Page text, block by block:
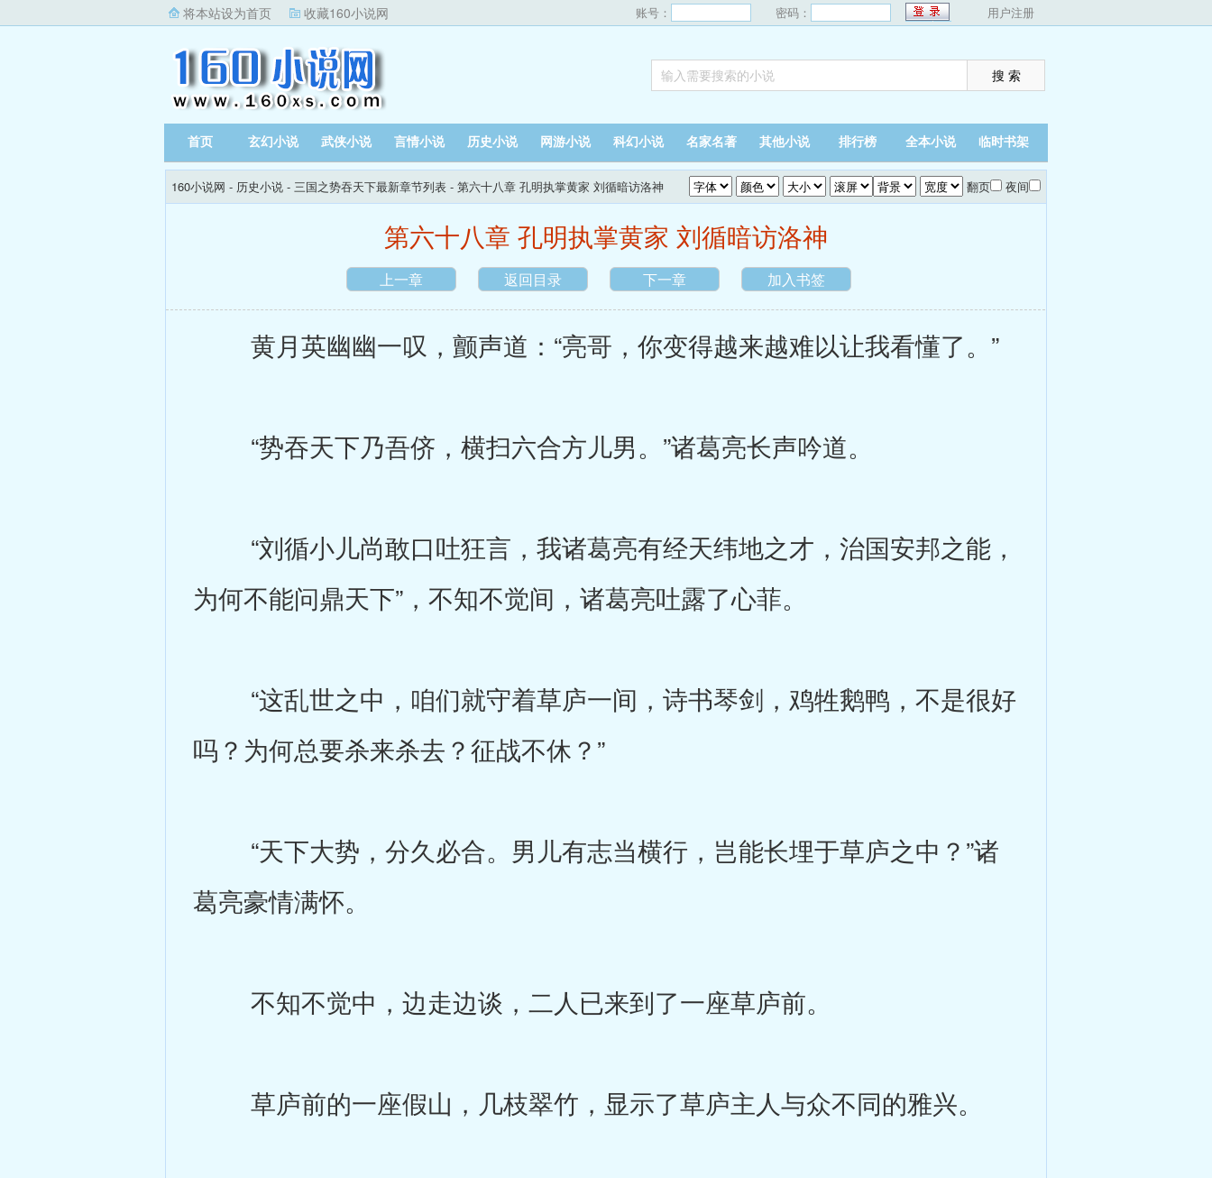
将本站设为首页 收藏160小说网 账号： 密码： 用户注册
首页 玄幻小说 武侠小说 言情小说 历史小说 网游小说 科幻小说 名家名著 其他小说 排行榜 全本小说 临时书架
160小说网 - 历史小说 - 三国之势吞天下最新章节列表 - 第六十八章 孔明执掌黄家 刘循暗访洛神 翻页 夜间
第六十八章 孔明执掌黄家 刘循暗访洛神
上一章 返回目录 下一章 加入书签
黄月英幽幽一叹，颤声道：“亮哥，你变得越来越难以让我看懂了。”
“势吞天下乃吾侪，横扫六合方儿男。”诸葛亮长声吟道。
“刘循小儿尚敢口吐狂言，我诸葛亮有经天纬地之才，治国安邦之能，
为何不能问鼎天下”，不知不觉间，诸葛亮吐露了心菲。
“这乱世之中，咱们就守着草庐一间，诗书琴剑，鸡牲鹅鸭，不是很好
吗？为何总要杀来杀去？征战不休？”
“天下大势，分久必合。男儿有志当横行，岂能长埋于草庐之中？”诸
葛亮豪情满怀。
不知不觉中，边走边谈，二人已来到了一座草庐前。
草庐前的一座假山，几枝翠竹，显示了草庐主人与众不同的雅兴。